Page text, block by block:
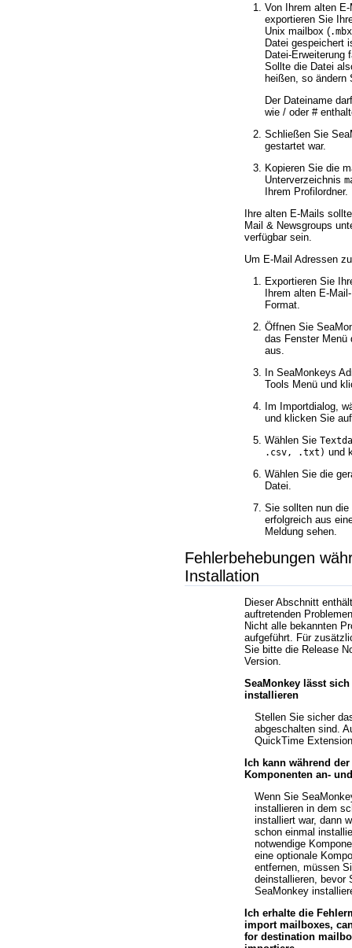
Von Ihrem alten
exportieren Sie
Unix mailbox (.mbx
Datei gespeichert
Datei-Erweiterung
Sollte die Datei
heißen, so
Der Dateiname
wie / oder #
Schließen Sie
gestartet war.
Kopieren Sie die
Unterverzeichnis
Ihrem Profilordner.
Ihre alten E-Mails
Mail & Newsgroups
verfügbar sein.
Um E-Mail Adressen
Exportieren Sie
Ihrem alten E-
Format.
Öffnen Sie
das Fenster
aus.
In SeaMonkeys
Tools Menü und
Im Importdialog,
und klicken Sie
Wählen Sie
.csv, .txt) und
Wählen Sie die
Datei.
Sie sollten nun die
erfolgreich aus
Meldung sehen.
Fehlerbehebungen
Installation
Dieser Abschnitt
auftretenden
Nicht alle bekannten
aufgeführt. Für
Sie bitte die Release
Version.
SeaMonkey lässt
installieren
Stellen Sie sicher
abgeschalten sind.
QuickTime
Ich kann während
Komponenten an-
Wenn Sie
installieren in dem
installiert war, dann
schon einmal
notwendige
eine optionale
entfernen, müssen
deinstallieren, bevor
SeaMonkey
Ich erhalte die
import mailboxes,
for destination